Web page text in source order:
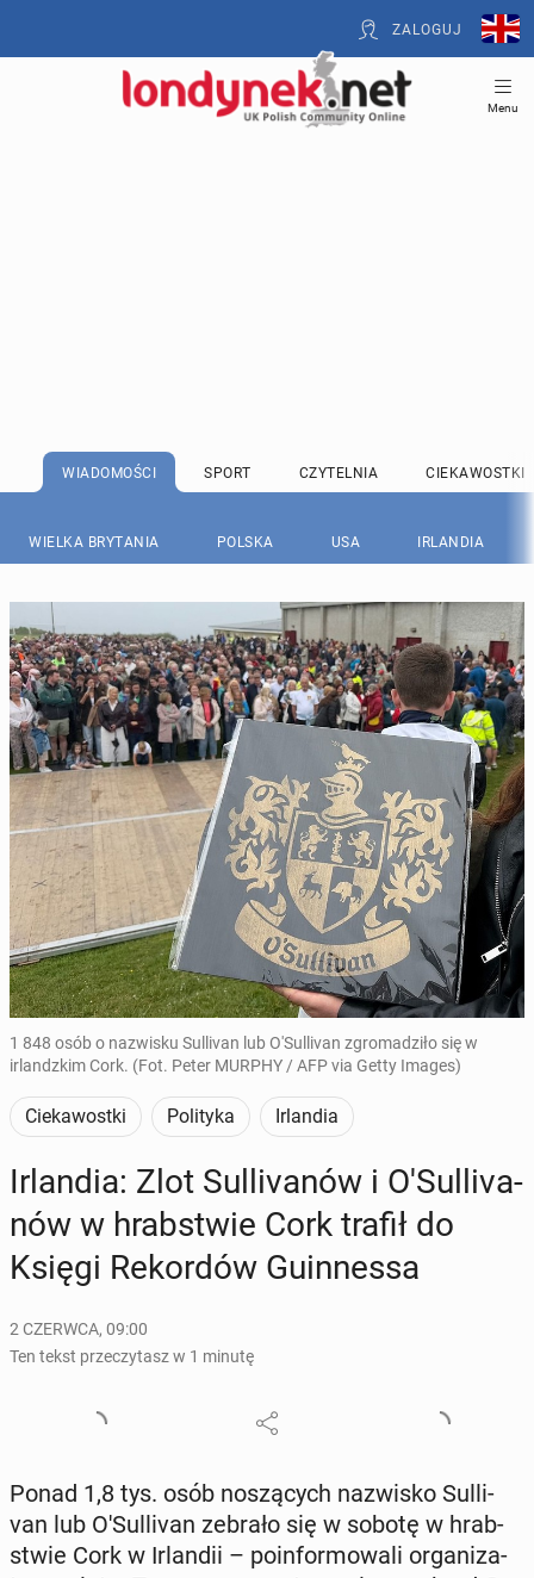
ZALOGUJ
Menu
WIADOMOŚCI SPORT CZYTELNIA CIEKAWOSTKI
WIELKA BRYTANIA POLSKA USA IRLANDIA
1 848 osób o nazwisku Sullivan lub O'Sullivan zgromadziło się w
irlandzkim Cork. (Fot. Peter MURPHY / AFP via Getty Images)
Ciekawostki Polityka Irlandia
Ir­lan­dia: Zlot Sul­li­va­nów i O'Sul­li­va­
nów w hrab­stwie Cork trafił do
Księgi Re­kor­dów Gu­in­nes­sa
2 CZERWCA, 09:00
Ten tekst przeczytasz w 1 minutę
Ponad 1,8 tys. osób no­szą­cych na­zwi­sko Sul­li­
van lub O'Sul­li­van zebrało się w sobotę w hrab­
stwie Cork w Ir­lan­dii – po­in­for­mo­wa­li or­ga­ni­za­